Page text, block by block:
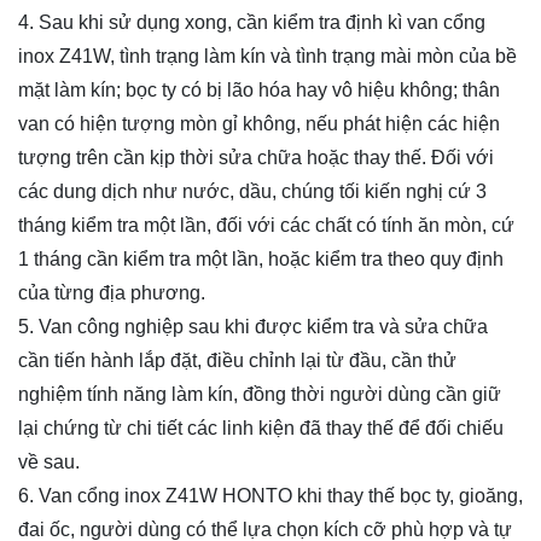
4. Sau khi sử dụng xong, cần kiểm tra định kì van cổng
inox Z41W, tình trạng làm kín và tình trạng mài mòn của bề
mặt làm kín; bọc ty có bị lão hóa hay vô hiệu không; thân
van có hiện tượng mòn gỉ không, nếu phát hiện các hiện
tượng trên cần kịp thời sửa chữa hoặc thay thế. Đối với
các dung dịch như nước, dầu, chúng tối kiến nghị cứ 3
tháng kiểm tra một lần, đối với các chất có tính ăn mòn, cứ
1 tháng cần kiểm tra một lần, hoặc kiểm tra theo quy định
của từng địa phương.
5. Van công nghiệp sau khi được kiểm tra và sửa chữa
cần tiến hành lắp đặt, điều chỉnh lại từ đầu, cần thử
nghiệm tính năng làm kín, đồng thời người dùng cần giữ
lại chứng từ chi tiết các linh kiện đã thay thế để đối chiếu
về sau.
6. Van cổng inox Z41W HONTO khi thay thế bọc ty, gioăng,
đai ốc, người dùng có thể lựa chọn kích cỡ phù hợp và tự